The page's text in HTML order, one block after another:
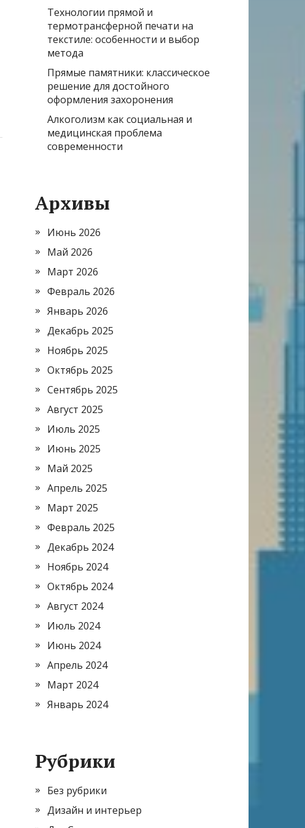
Технологии прямой и
термотрансферной печати на
текстиле: особенности и выбор
метода
Прямые памятники: классическое
решение для достойного
оформления захоронения
Алкоголизм как социальная и
медицинская проблема
современности
Архивы
Июнь 2026
Май 2026
Март 2026
Февраль 2026
Январь 2026
Декабрь 2025
Ноябрь 2025
Октябрь 2025
Сентябрь 2025
Август 2025
Июль 2025
Июнь 2025
Май 2025
Апрель 2025
Март 2025
Февраль 2025
Декабрь 2024
Ноябрь 2024
Октябрь 2024
Август 2024
Июль 2024
Июнь 2024
Апрель 2024
Март 2024
Январь 2024
Рубрики
Без рубрики
Дизайн и интерьер